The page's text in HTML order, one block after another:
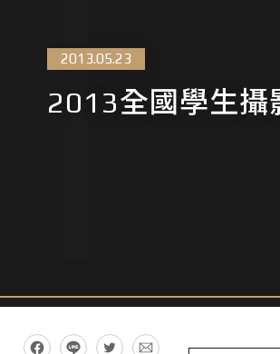
2013.05.23
2013全國學生攝